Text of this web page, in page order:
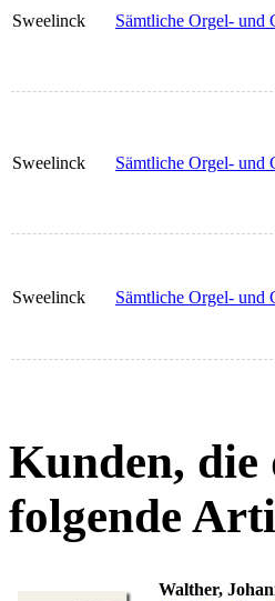
Sweelinck Sämtliche Orgel- und
Sweelinck Sämtliche Orgel- und
Sweelinck Sämtliche Orgel- und
Kunden, die
folgende
Walther,